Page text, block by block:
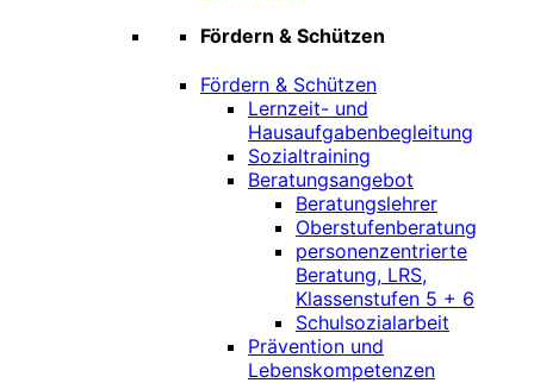
Fördern & Schützen
Fördern & Schützen
Lernzeit- und
Hausaufgabenbegleitung
Sozialtraining
Beratungsangebot
Beratungslehrer
Oberstufenberatung
personenzentrierte
Beratung, LRS,
Klassenstufen 5 + 6
Schulsozialarbeit
Prävention und
Lebenskompetenzen